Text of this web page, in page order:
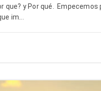
que? y Por qué. Empecemos
im...